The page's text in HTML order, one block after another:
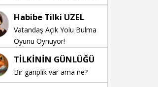
Habibe Tilki UZEL
Vatandaş Açık Yolu Bulma
Oyunu Oynuyor!
TİLKİNİN GÜNLÜĞÜ
Bir gariplik var ama ne?